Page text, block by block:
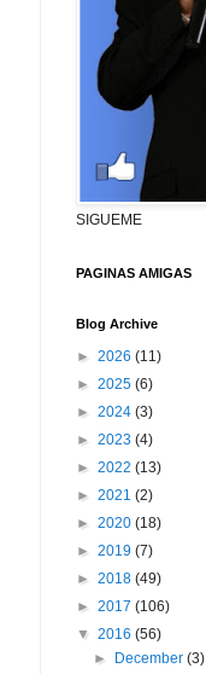
SIGUEME
PAGINAS AMIGAS
Blog Archive
► 2026 (11)
► 2025 (6)
► 2024 (3)
► 2023 (4)
► 2022 (13)
► 2021 (2)
► 2020 (18)
► 2019 (7)
► 2018 (49)
► 2017 (106)
▼ 2016 (56)
►
December(3)